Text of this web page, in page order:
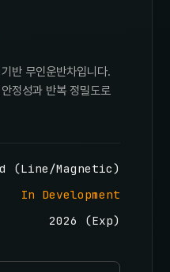
반 무인운반차입니다.
정성과 반복 정밀도로
(Line/Magnetic)
In Development
2026 (Exp)